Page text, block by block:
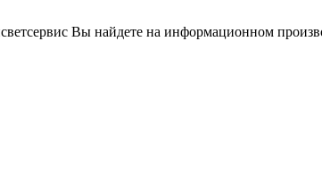
Вы найдете на информационном